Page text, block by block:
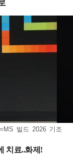
빌드 2026 기조